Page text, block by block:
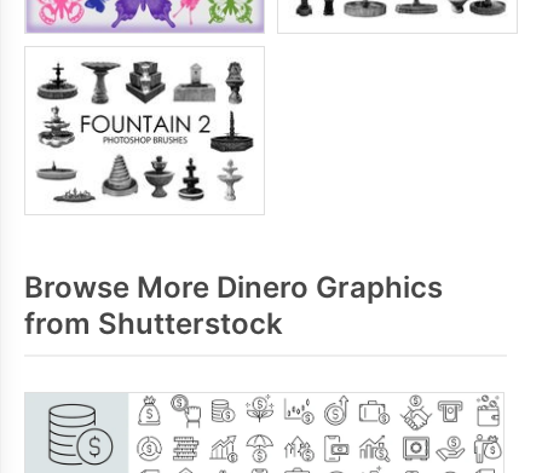
Browse More Dinero Graphics
from Shutterstock